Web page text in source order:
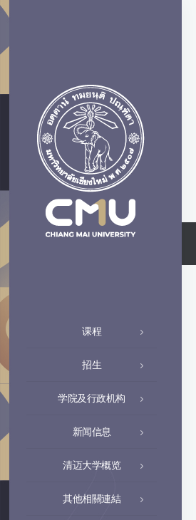
课程
招生
学院及行政机构
新闻信息
清迈大学概览
其他相關連結